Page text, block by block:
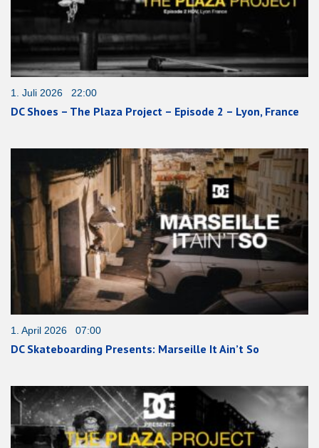
1. Juli 2026 22:00
DC Shoes – The Plaza Project – Episode 2 – Lyon, France
1. April 2026 07:00
DC Skateboarding Presents: Marseille It Ain’t So